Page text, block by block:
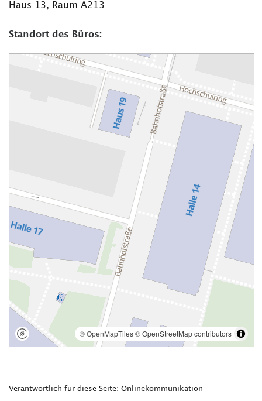
Haus 13, Raum A213
Standort des Büros:
Verantwortlich für diese Seite: Onlinekommunikation